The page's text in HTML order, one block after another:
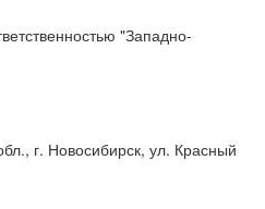
"Западно-
г. Новосибирск, ул. Красный